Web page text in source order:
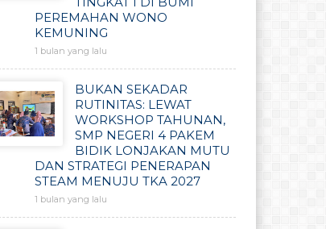
PEREMAHAN WONO
KEMUNING
1 bulan yang lalu
BUKAN SEKADAR
RUTINITAS: LEWAT
WORKSHOP TAHUNAN,
SMP NEGERI 4 PAKEM
BIDIK LONJAKAN MUTU
DAN STRATEGI PENERAPAN
STEAM MENUJU TKA 2027
1 bulan yang lalu